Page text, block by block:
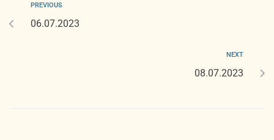
PREVIOUS
06.07.2023
NEXT
08.07.2023